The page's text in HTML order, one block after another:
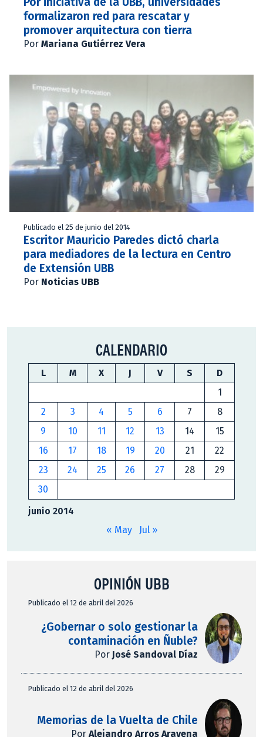
formalizaron red para rescatar y
promover arquitectura con tierra
Por Mariana Gutiérrez Vera
Publicado el 25 de junio del 2014
Escritor Mauricio Paredes dictó charla
para mediadores de la lectura en Centro
de Extensión UBB
Por Noticias UBB
CALENDARIO
junio 2014
L M X J V S
D
1
2
3 4 5 6 7
8
9
10 11 12 13 14
15
16
17 18 19 20 21
22
23
24 25 26 27 28
29
30
« May Jul »
OPINIÓN UBB
Publicado el 12 de abril del 2026
¿Gobernar o solo gestionar la
contaminación en Ñuble?
Por José Sandoval Díaz
Publicado el 12 de abril del 2026
Memorias de la Vuelta de Chile
PorAlejandro Arros Aravena